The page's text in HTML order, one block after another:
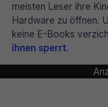
meisten Leser ihre
Hardware zu öffnen.
keine E-Books
ihnen sperrt.